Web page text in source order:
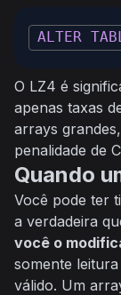
ALTER
O LZ4 é
apenas taxas
arrays
penalidade de
Quando
Você pode ter
a verdadeira
você o
somente
válido. Um